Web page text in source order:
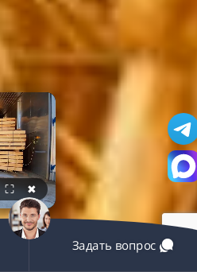
⛶ ✖
Задать вопрос